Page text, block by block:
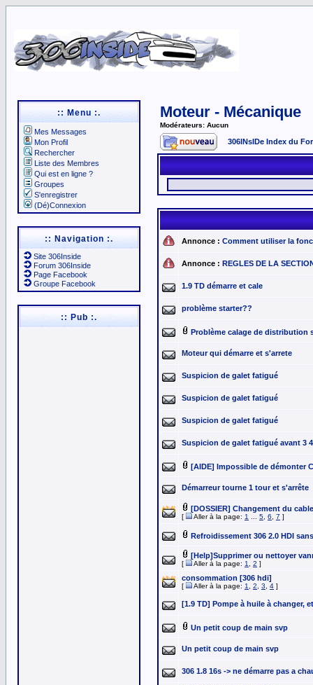
:: Menu :.
Mes Messages
Mon Profil
Rechercher
Liste des Membres
Qui est en ligne ?
Groupes
S'enregistrer
(Dé)Connexion
:: Navigation :.
Site 306Inside
Forum 306Inside
Page Facebook
Groupe Facebook
:: Pub :.
Moteur - Mécanique
Modérateurs: Aucun
306INsIDe Index du
Annonce : Comment utiliser la
Annonce : REGLES DE LA
1.9 TD démarre et cale
problème starter??
Problème calage de distribution
Moteur qui démarre et s'arrete
Suspicion de galet fatigué
Suspicion de galet fatigué
Suspicion de galet fatigué
Suspicion de galet fatigué avant 3
[AIDE] Impossible de démonter
Démarreur tourne 1 tour et s'arrête
[DOSSIER] Changement du
[ Aller à la page: 1 5 6 7 ]
Refroidissement 306 2.0 HDI
[Help]Supprimer ou nettoyer
[ Aller à la page: 1 2 ]
consommation [306 hdi]
[ Aller à la page: 1 2 3 4 ]
[1.9 TD] Pompe à huile à changer,
Un petit coup de main svp
Un petit coup de main svp
306 1.8 16s -> ne démarre pas a